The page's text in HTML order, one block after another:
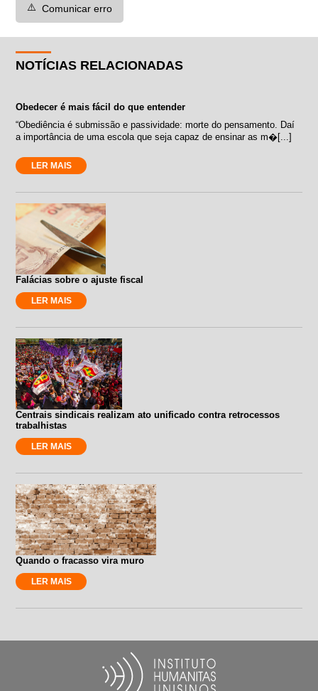
⚠️ Comunicar erro
NOTÍCIAS RELACIONADAS
Obedecer é mais fácil do que entender
“Obediência é submissão e passividade: morte do pensamento. Daí
a importância de uma escola que seja capaz de ensinar as m�[...]
LER MAIS
Falácias sobre o ajuste fiscal
LER MAIS
Centrais sindicais realizam ato unificado contra retrocessos
trabalhistas
LER MAIS
Quando o fracasso vira muro
LER MAIS